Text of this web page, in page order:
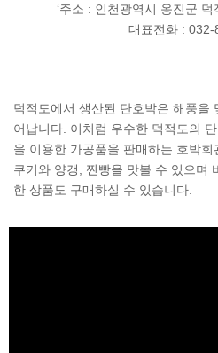
‘주소 : 인천광역시 옹진군
대표전화 : 032-
덕적도에서 생산된 단호박은 해풍을
어납니다. 이처럼 우수한 덕적도의
을 이용한 가공품을 판매하는 호박회
쿠키와 양갱, 찐빵을 맛볼 수 있으며
한 상품도 구매하실 수 있습니다.